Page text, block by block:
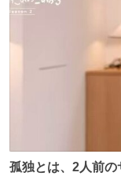
孤独とは、2人前